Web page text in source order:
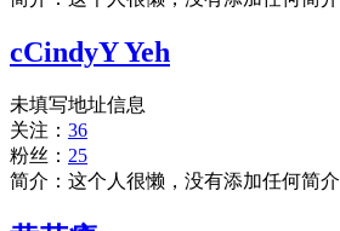
cCindyY Yeh
未填写地址信息
关注： 36
粉丝： 25
简介：这个人很懒，没有添加任何简介